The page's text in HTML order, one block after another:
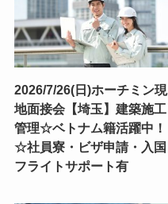
2026/7/26(日)ホーチミン現
地面接会【埼玉】建築施工
管理☆ベトナム籍活躍中！
☆社員寮・ビザ申請・入国
フライトサポート有